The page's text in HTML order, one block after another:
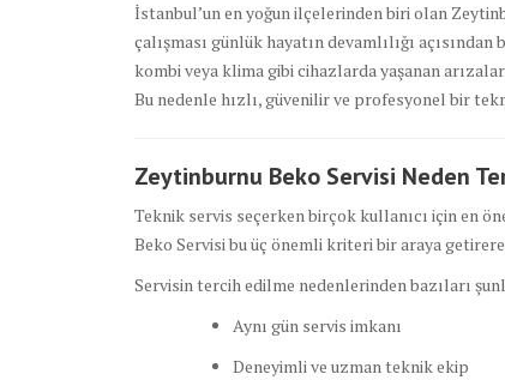
İstanbul’un en yoğun ilçelerinden biri olan
çalışması günlük hayatın devamlılığı
kombi veya klima gibi cihazlarda yaşanan
Bu nedenle hızlı, güvenilir ve profesyonel bir
Zeytinburnu Beko Servisi Neden
Teknik servis seçerken birçok kullanıcı için en
Beko Servisi bu üç önemli kriteri bir araya
Servisin tercih edilme nedenlerinden bazıları
Aynı gün servis imkanı
Deneyimli ve uzman teknik ekip